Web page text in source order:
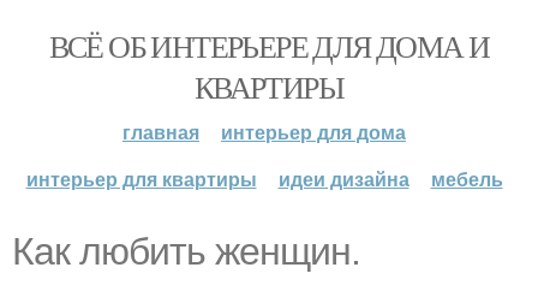
ВСЁ ОБ ИНТЕРЬЕРЕ ДЛЯ ДОМА И
КВАРТИРЫ
главная
интерьер для дома
интерьер для квартиры
идеи дизайна мебель
Как любить женщин.